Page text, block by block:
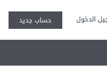
الدخول حساب جديد